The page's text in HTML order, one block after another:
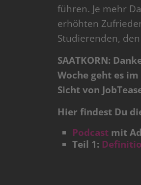
führen. Je mehr
erhöhten
Studierenden,
SAATKORN:
Woche geht es
Sicht von
Hier findest Du
Podcast mit
Teil 1: